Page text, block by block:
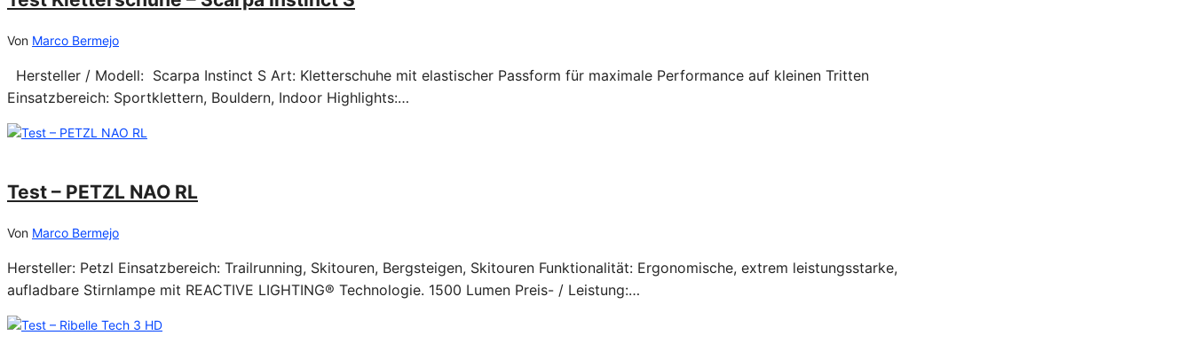
Von Marco Bermejo
Hersteller / Modell: Scarpa Instinct S Art: Kletterschuhe mit elastischer Passform für maximale Performance auf kleinen Tritten
Einsatzbereich: Sportklettern, Bouldern, Indoor Highlights:…
Test – PETZL NAO RL
Von Marco Bermejo
Hersteller: Petzl Einsatzbereich: Trailrunning, Skitouren, Bergsteigen, Skitouren Funktionalität: Ergonomische, extrem leistungsstarke,
aufladbare Stirnlampe mit REACTIVE LIGHTING® Technologie. 1500 Lumen Preis- / Leistung:…